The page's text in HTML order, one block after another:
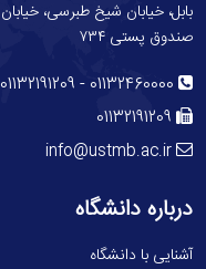
صندوق پستی ۷۳۴
01132460000
-
01132191209
01132191209
info@ustmb.ac.ir
درباره دانشگاه
آشنایی با دانشگاه